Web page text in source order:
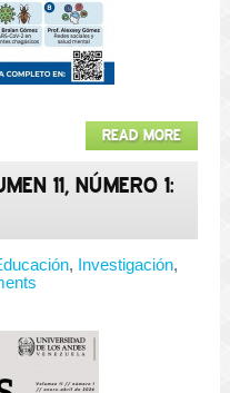
READ MORE
11, NÚMERO 1:
, Investigación,